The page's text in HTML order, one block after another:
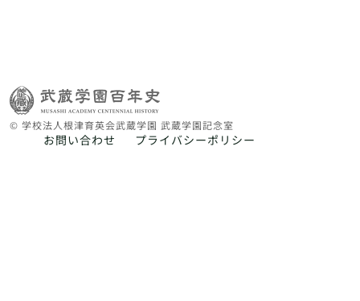
© 学校法人根津育英会武蔵学園 武蔵学園記念室
お問い合わせ プライバシーポリシー